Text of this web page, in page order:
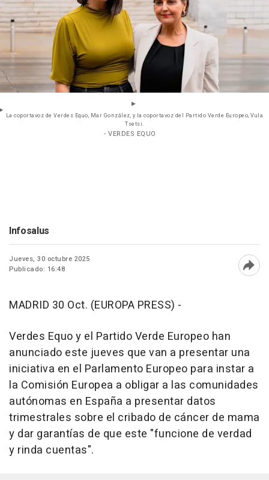
La coportavoz de Verdes Equo, Mar González, y la coportavoz del Partido Verde Europeo, Vula
Tsetsi.
- VERDES EQUO
Infosalus
Jueves, 30 octubre 2025
Publicado: 16:48
MADRID 30 Oct. (EUROPA PRESS) -
Verdes Equo y el Partido Verde Europeo han
anunciado este jueves que van a presentar una
iniciativa en el Parlamento Europeo para instar a
la Comisión Europea a obligar a las comunidades
autónomas en España a presentar datos
trimestrales sobre el cribado de cáncer de mama
y dar garantías de que este "funcione de verdad
y rinda cuentas".